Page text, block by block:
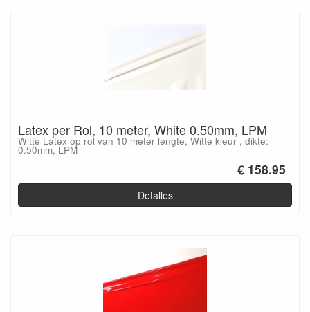
Latex per Rol, 10 meter, White 0.50mm, LPM
Witte Latex op rol van 10 meter lengte, Witte kleur , dikte:
0.50mm, LPM
€ 158.95
Detalles